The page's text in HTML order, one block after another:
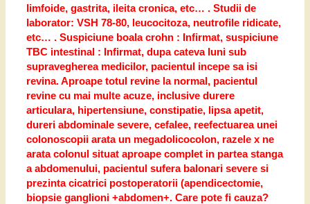
limfoide, gastrita, ileita cronica, etc… . Studii de
laborator: VSH 78-80, leucocitoza, neutrofile ridicate,
etc… . Suspiciune boala crohn : Infirmat, suspiciune
TBC intestinal : Infirmat, dupa cateva luni sub
supravegherea medicilor, pacientul incepe sa isi
revina. Aproape totul revine la normal, pacientul
revine cu mai multe acuze, inclusive durere
articulara, hipertensiune, constipatie, lipsa apetit,
dureri abdominale severe, cefalee, reefectuarea unei
colonoscopii arata un megadolicocolon, razele x ne
arata colonul situat aproape complet in partea stanga
a abdomenului, pacientul sufera balonari severe si
prezinta cicatrici postoperatorii (apendicectomie,
biopsie ganglioni +abdomen+. Care pote fi cauza?